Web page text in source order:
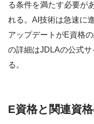
る条件を満たす必要が
れる。AI技術は急速に
アップデートがE資格
の詳細はJDLAの公式
る。
E資格と関連資